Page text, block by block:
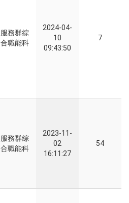
服務群綜
合職能科
2024-04-
10
09:43:50
7
服務群綜
合職能科
2023-11-
02
16:11:27
54